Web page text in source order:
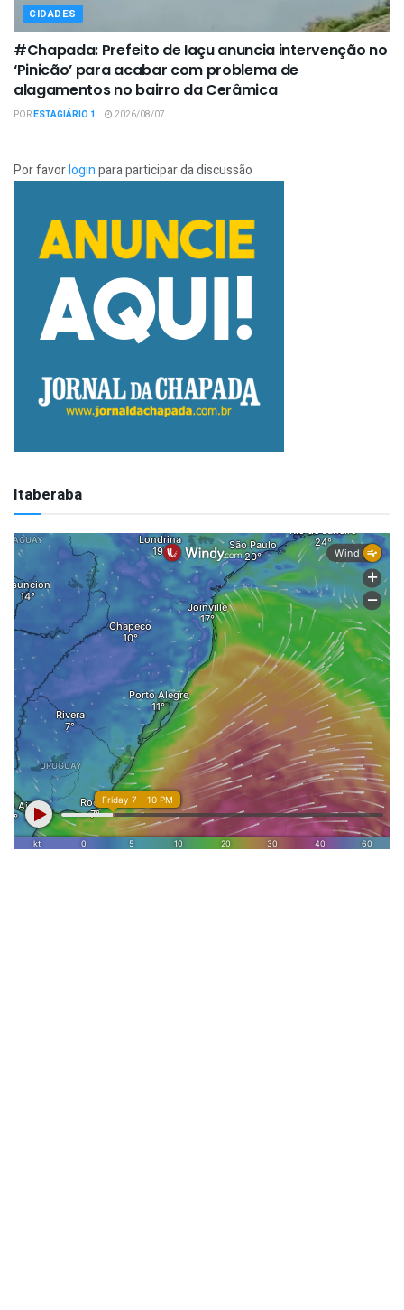
CIDADES
#Chapada: Prefeito de Iaçu anuncia intervenção no
‘Pinicão’ para acabar com problema de
alagamentos no bairro da Cerâmica
PORESTAGIÁRIO 1 2026/08/07
Por favorloginpara participar da discussão
Itaberaba